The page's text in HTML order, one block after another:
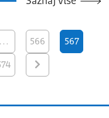
… 566 567